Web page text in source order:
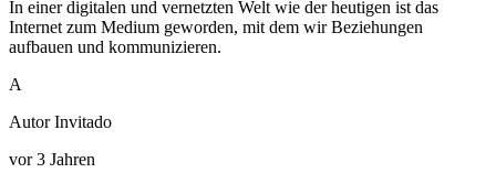
In einer digitalen und vernetzten Welt wie der heutigen ist das
Internet zum Medium geworden, mit dem wir Beziehungen
aufbauen und kommunizieren.
A
Autor Invitado
vor 3 Jahren